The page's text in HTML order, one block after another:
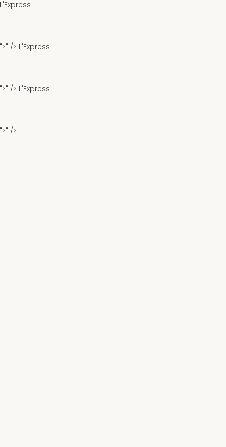
L'Express
">" /> L'Express
">" /> L'Express
">" />